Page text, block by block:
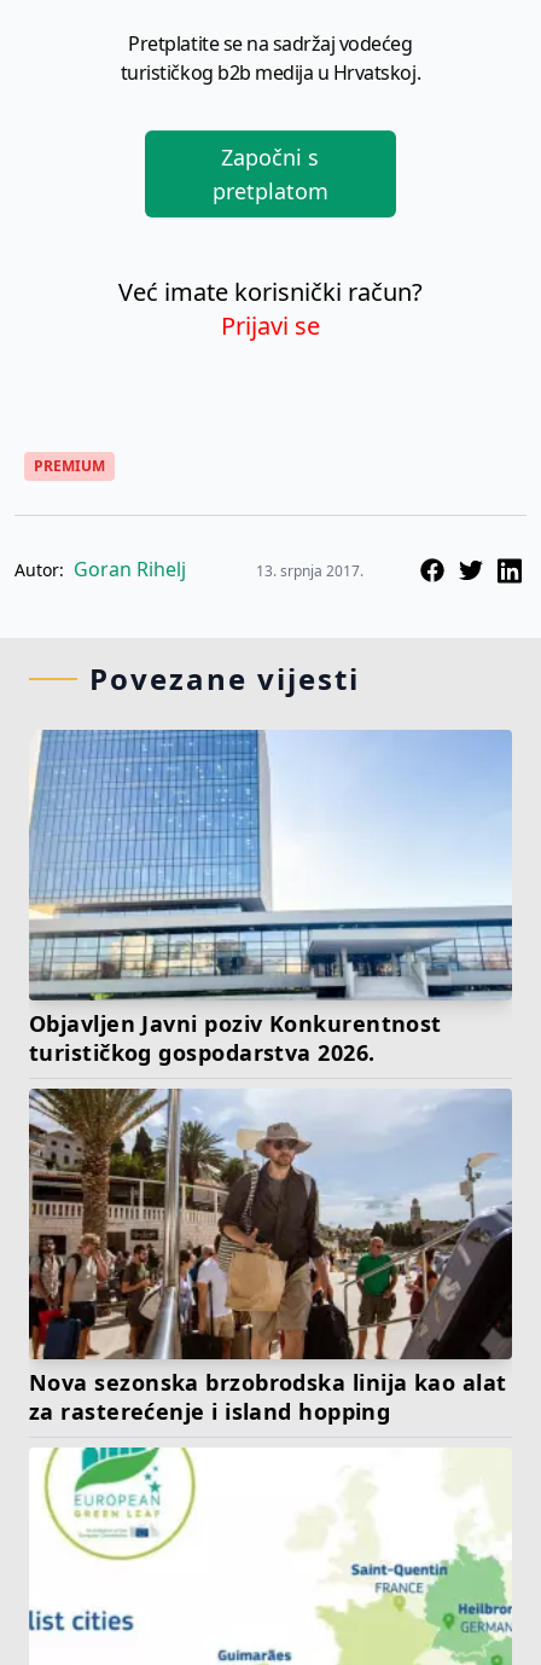
Pretplatite se na sadržaj vodećeg
turističkog b2b medija u Hrvatskoj.
Započni s
pretplatom
Već imate korisnički račun?
Prijavi se
PREMIUM
Autor: Goran Rihelj 13. srpnja 2017.
Povezane vijesti
Objavljen Javni poziv Konkurentnost
turističkog gospodarstva 2026.
Nova sezonska brzobrodska linija kao alat
za rasterećenje i island hopping